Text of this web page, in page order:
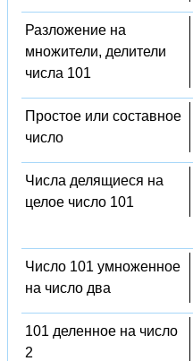
Разложение на
множители, делители
числа 101
Простое или составное
число
Числа делящиеся на
целое число 101
Число 101 умноженное
на число два
101 деленное на число
2